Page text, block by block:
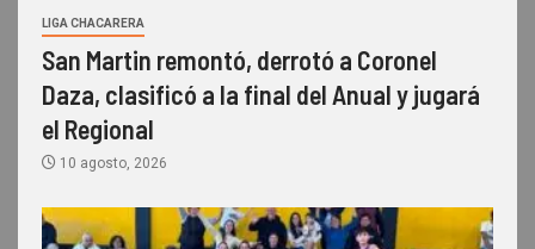
LIGA CHACARERA
San Martin remontó, derrotó a Coronel
Daza, clasificó a la final del Anual y jugará
el Regional
10 agosto, 2026